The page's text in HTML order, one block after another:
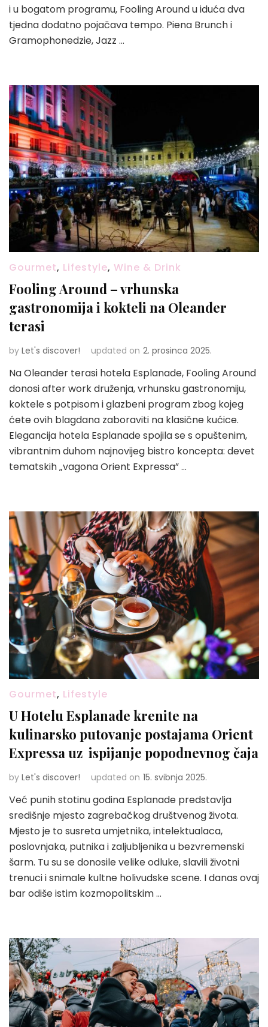
i u bogatom programu, Fooling Around u iduća dva
tjedna dodatno pojačava tempo. Piena Brunch i
Gramophonedzie, Jazz …
Gourmet, Lifestyle, Wine & Drink
Fooling Around – vrhunska
gastronomija i kokteli na Oleander
terasi
by Let's discover! updated on 2. prosinca 2025.
Na Oleander terasi hotela Esplanade, Fooling Around
donosi after work druženja, vrhunsku gastronomiju,
koktele s potpisom i glazbeni program zbog kojeg
ćete ovih blagdana zaboraviti na klasične kućice.
Elegancija hotela Esplanade spojila se s opuštenim,
vibrantnim duhom najnovijeg bistro koncepta: devet
tematskih „vagona Orient Expressa” …
Gourmet, Lifestyle
U Hotelu Esplanade krenite na
kulinarsko putovanje postajama Orient
Expressa uz ispijanje popodnevnog čaja
by Let's discover! updated on 15. svibnja 2025.
Već punih stotinu godina Esplanade predstavlja
središnje mjesto zagrebačkog društvenog života.
Mjesto je to susreta umjetnika, intelektualaca,
poslovnjaka, putnika i zaljubljenika u bezvremenski
šarm. Tu su se donosile velike odluke, slavili životni
trenuci i snimale kultne holivudske scene. I danas ovaj
bar odiše istim kozmopolitskim …